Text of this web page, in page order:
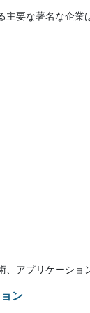
要な著名な企業
、アプリケーシ
ン